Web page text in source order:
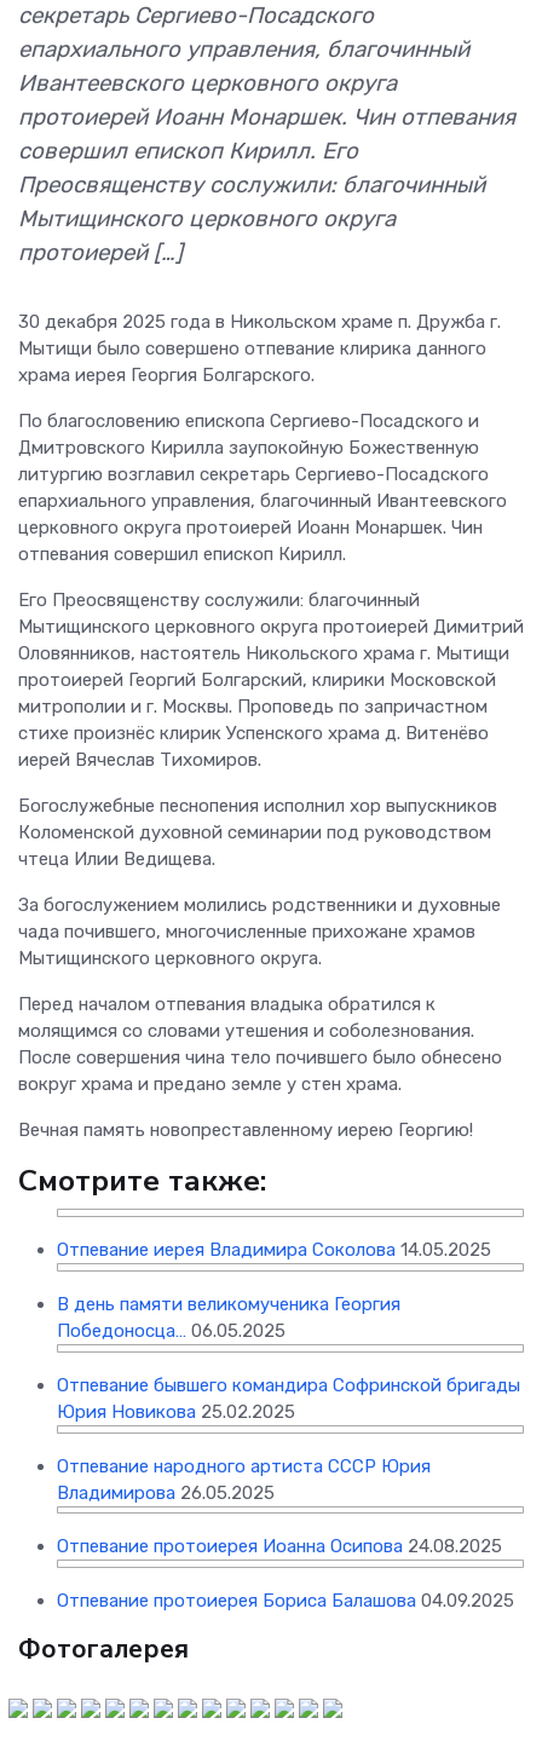
секретарь Сергиево-Посадского
епархиального управления, благочинный
Ивантеевского церковного округа
протоиерей Иоанн Монаршек. Чин отпевания
совершил епископ Кирилл. Его
Преосвященству сослужили: благочинный
Мытищинского церковного округа
протоиерей […]
30 декабря 2025 года в Никольском храме п. Дружба г.
Мытищи было совершено отпевание клирика данного
храма иерея Георгия Болгарского.
По благословению епископа Сергиево-Посадского и
Дмитровского Кирилла заупокойную Божественную
литургию возглавил секретарь Сергиево-Посадского
епархиального управления, благочинный Ивантеевского
церковного округа протоиерей Иоанн Монаршек. Чин
отпевания совершил епископ Кирилл.
Его Преосвященству сослужили: благочинный
Мытищинского церковного округа протоиерей Димитрий
Оловянников, настоятель Никольского храма г. Мытищи
протоиерей Георгий Болгарский, клирики Московской
митрополии и г. Москвы. Проповедь по запричастном
стихе произнёс клирик Успенского храма д. Витенёво
иерей Вячеслав Тихомиров.
Богослужебные песнопения исполнил хор выпускников
Коломенской духовной семинарии под руководством
чтеца Илии Ведищева.
За богослужением молились родственники и духовные
чада почившего, многочисленные прихожане храмов
Мытищинского церковного округа.
Перед началом отпевания владыка обратился к
молящимся со словами утешения и соболезнования.
После совершения чина тело почившего было обнесено
вокруг храма и предано земле у стен храма.
Вечная память новопреставленному иерею Георгию!
Смотрите также:
Отпевание иерея Владимира Соколова 14.05.2025
В день памяти великомученика Георгия
Победоносца… 06.05.2025
Отпевание бывшего командира Софринской бригады
Юрия Новикова 25.02.2025
Отпевание народного артиста СССР Юрия
Владимирова 26.05.2025
Отпевание протоиерея Иоанна Осипова 24.08.2025
Отпевание протоиерея Бориса Балашова 04.09.2025
Фотогалерея